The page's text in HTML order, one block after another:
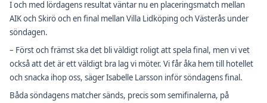
I och med lördagens resultat väntar nu en placeringsmatch mellan
AIK och Skirö och en final mellan Villa Lidköping och Västerås under
söndagen.
– Först och främst ska det bli väldigt roligt att spela final, men vi vet
också att det är ett väldigt bra lag vi möter. Vi får åka hem till hotellet
och snacka ihop oss, säger Isabelle Larsson inför söndagens final.
Båda söndagens matcher sänds, precis som semifinalerna, på